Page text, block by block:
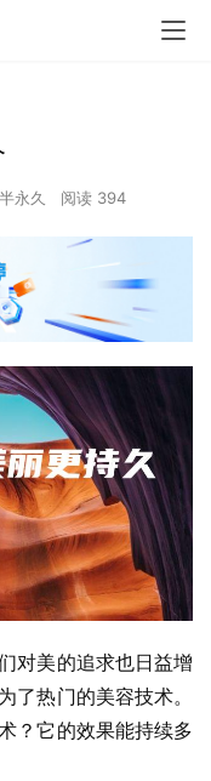
永久 阅读 394
对美的追求也日益增
了热门的美容技术。
？它的效果能持续多